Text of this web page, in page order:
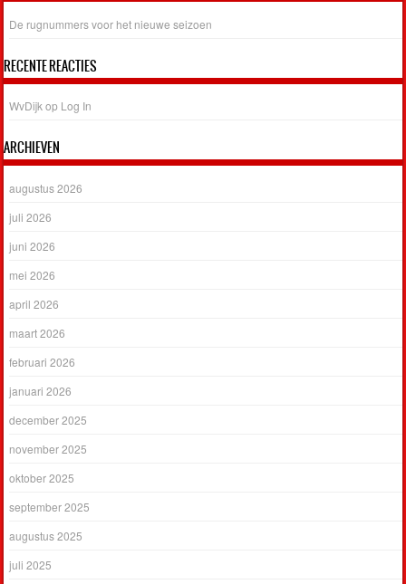
De rugnummers voor het nieuwe seizoen
RECENTE REACTIES
WvDijk op Log In
ARCHIEVEN
augustus 2026
juli 2026
juni 2026
mei 2026
april 2026
maart 2026
februari 2026
januari 2026
december 2025
november 2025
oktober 2025
september 2025
augustus 2025
juli 2025